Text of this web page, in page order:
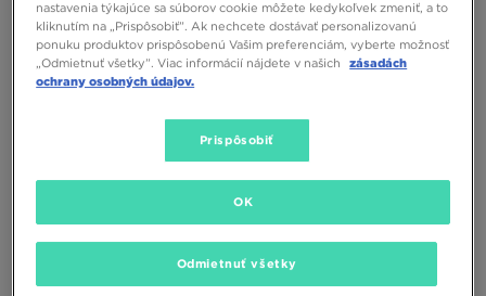
ONLY AT
HYB GILET BLK
110,00 €
nastavenia týkajúce sa súborov cookie môžete kedykoľvek zmeniť, a to
kliknutím na „Prispôsobiť”. Ak nechcete dostávať personalizovanú
ponuku produktov prispôsobenú Vašim preferenciám, vyberte možnosť
„Odmietnuť všetky”. Viac informácií nájdete v našich
zásadách
ochrany osobných údajov.
Prispôsobiť
Odmietnuť všetky
OK